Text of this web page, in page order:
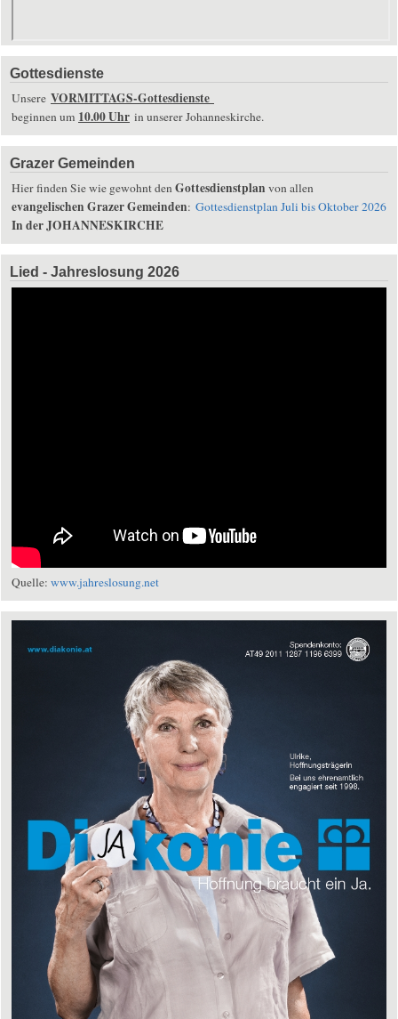
Gottesdienste
Unsere VORMITTAGS-Gottesdienste
beginnen um 10.00 Uhr in unserer Johanneskirche.
Grazer Gemeinden
Hier finden Sie wie gewohnt den Gottesdienstplan von allen
evangelischen Grazer Gemeinden: Gottesdienstplan Juli bis Oktober 2026
In der JOHANNESKIRCHE
Lied - Jahreslosung 2026
Quelle: www.jahreslosung.net